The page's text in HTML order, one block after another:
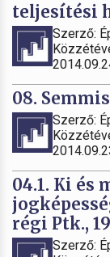
teljesítési
Szerző:
08.
Szerző:
04.1. Ki és
régi Ptk.,
Szerző: